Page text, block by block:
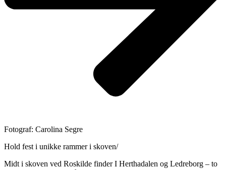
Fotograf: Carolina Segre
Hold fest i unikke rammer i skoven/
Midt i skoven ved Roskilde finder I Herthadalen og Ledreborg – to